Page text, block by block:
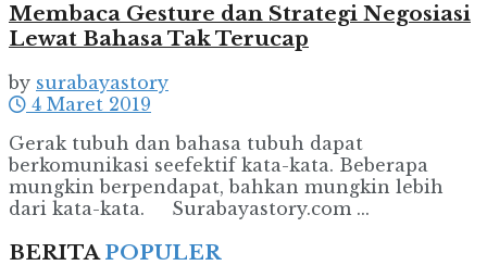
Membaca Gesture dan Strategi Negosiasi
Lewat Bahasa Tak Terucap
by surabayastory
4 Maret 2019
Gerak tubuh dan bahasa tubuh dapat
berkomunikasi seefektif kata-kata. Beberapa
mungkin berpendapat, bahkan mungkin lebih
dari kata-kata. Surabayastory.com ...
BERITAPOPULER